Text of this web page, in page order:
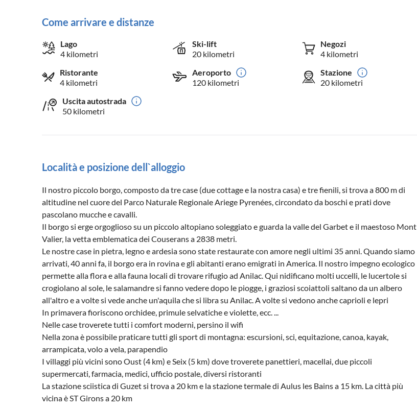
Come arrivare e distanze
Lago
4 kilometri
Ski-lift
20 kilometri
Negozi
4 kilometri
Ristorante
4 kilometri
Aeroporto
120 kilometri
Stazione
20 kilometri
Uscita autostrada
50 kilometri
Località e posizione dell`alloggio
Il nostro piccolo borgo, composto da tre case (due cottage e la nostra casa) e tre fienili, si trova a 800 m di
altitudine nel cuore del Parco Naturale Regionale Ariege Pyrenées, circondato da boschi e prati dove
pascolano mucche e cavalli.
Il borgo si erge orgoglioso su un piccolo altopiano soleggiato e guarda la valle del Garbet e il maestoso Mont
Valier, la vetta emblematica dei Couserans a 2838 metri.
Le nostre case in pietra, legno e ardesia sono state restaurate con amore negli ultimi 35 anni. Quando siamo
arrivati, 40 anni fa, il borgo era in rovina e gli abitanti erano emigrati in America. Il nostro impegno ecologico
permette alla flora e alla fauna locali di trovare rifugio ad Anilac. Qui nidificano molti uccelli, le lucertole si
crogiolano al sole, le salamandre si fanno vedere dopo le piogge, i graziosi scoiattoli saltano da un albero
all'altro e a volte si vede anche un'aquila che si libra su Anilac. A volte si vedono anche caprioli e lepri
In primavera fioriscono orchidee, primule selvatiche e violette, ecc. ...
Nelle case troverete tutti i comfort moderni, persino il wifi
Nella zona è possibile praticare tutti gli sport di montagna: escursioni, sci, equitazione, canoa, kayak,
arrampicata, volo a vela, parapendio
I villaggi più vicini sono Oust (4 km) e Seix (5 km) dove troverete panettieri, macellai, due piccoli
supermercati, farmacia, medici, ufficio postale, diversi ristoranti
La stazione sciistica di Guzet si trova a 20 km e la stazione termale di Aulus les Bains a 15 km. La città più
vicina è ST Girons a 20 km